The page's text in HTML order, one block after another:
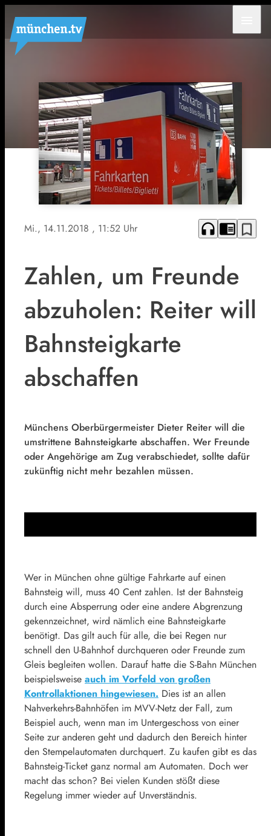
Mi., 14.11.2018 , 11:52 Uhr headphones chrome_reader_mode bookmark_border
Zahlen, um Freunde
abzuholen: Reiter will
Bahnsteigkarte
abschaffen
Münchens Oberbürgermeister Dieter Reiter will die
umstrittene Bahnsteigkarte abschaffen. Wer Freunde
oder Angehörige am Zug verabschiedet, sollte dafür
zukünftig nicht mehr bezahlen müssen.
Wer in München ohne gültige Fahrkarte auf einen
Bahnsteig will, muss 40 Cent zahlen. Ist der Bahnsteig
durch eine Absperrung oder eine andere Abgrenzung
gekennzeichnet, wird nämlich eine Bahnsteigkarte
benötigt. Das gilt auch für alle, die bei Regen nur
schnell den U-Bahnhof durchqueren oder Freunde zum
Gleis begleiten wollen. Darauf hatte die S-Bahn München
beispielsweise auch im Vorfeld von großen
Kontrollaktionen hingewiesen. Dies ist an allen
Nahverkehrs-Bahnhöfen im MVV-Netz der Fall, zum
Beispiel auch, wenn man im Untergeschoss von einer
Seite zur anderen geht und dadurch den Bereich hinter
den Stempelautomaten durchquert. Zu kaufen gibt es das
Bahnsteig-Ticket ganz normal am Automaten. Doch wer
macht das schon? Bei vielen Kunden stößt diese
Regelung immer wieder auf Unverständnis.